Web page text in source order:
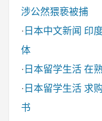
涉公然猥亵被捕
· 日本中文新闻 印
体
· 日本留学生活 在
· 日本留学生活 求
书